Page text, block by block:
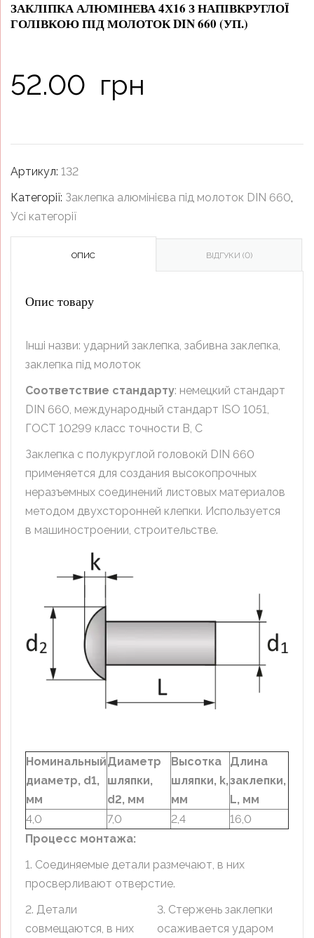
ЗАКЛІПКА АЛЮМІНЕВА 4Х16 З НАПІВКРУГЛОЇ
ГОЛІВКОЮ ПІД МОЛОТОК DIN 660 (УП.)
52.00 грн
Артикул: 132
Категорії: Заклепка алюмінієва під молоток DIN 660,
Усі категорії
ОПИС ВІДГУКИ (0)
Опис товару
Інші назви: ударний заклепка, забивна заклепка,
заклепка під молоток
Соответствие стандарту: немецкий стандарт
DIN 660, международный стандарт ISO 1051,
ГОСТ 10299 класс точности B, C
Заклепка с полукруглой головокй DIN 660
применяется для создания высокопрочных
неразъемных соединений листовых материалов
методом двухсторонней клепки. Используется
в машиностроении, строительстве.
Номинальный
диаметр, d1,
мм
Диаметр
шляпки,
d2, мм
Высотка
шляпки, k,
мм
Длина
заклепки,
L, мм
4,0
7,0 2,4
16,0
Процесс монтажа:
1. Соединяемые детали размечают, в них
просверливают отверстие.
2. Детали
совмещаются, в них
3. Стержень заклепки
осаживается ударом